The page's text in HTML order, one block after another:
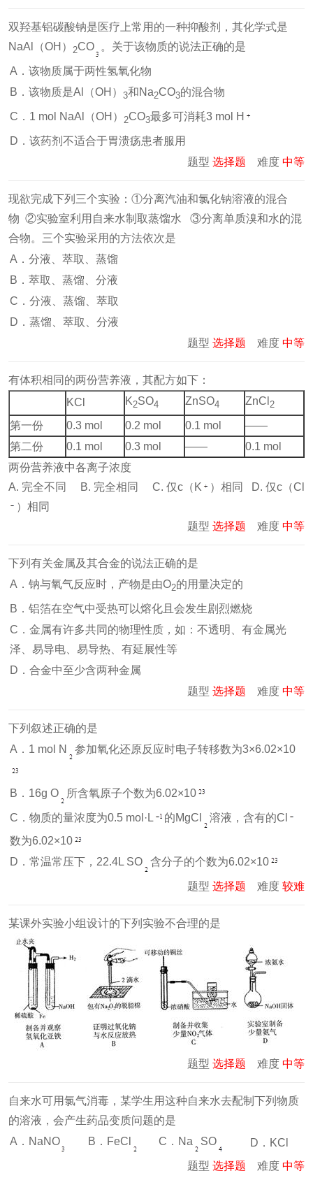
双羟基铝碳酸钠是医疗上常用的一种抑酸剂，其化学式是
NaAl（OH） 2CO 。关于该物质的说法正确的是
A．该物质属于两性氢氧化物
B．该物质是Al（OH） 3和Na2CO3的混合物
C．1 mol NaAl（OH） 2CO3最多可消耗3 mol H
D．该药剂不适合于胃溃疡患者服用
题型 选择题 难度 中等
现欲完成下列三个实验：①分离汽油和氯化钠溶液的混合
物 ②实验室利用自来水制取蒸馏水 ③分离单质溴和水的混
合物。三个实验采用的方法依次是
A．分液、萃取、蒸馏
B．萃取、蒸馏、分液
C．分液、蒸馏、萃取
D．蒸馏、萃取、分液
题型 选择题 难度 中等
有体积相同的两份营养液，其配方如下：
KCl
K2SO4 ZnSO4 ZnCl 2
第一份 0.3 mol 0.2 mol 0.1 mol
——
第二份
0.1 mol 0.3 mol ——
0.1 mol
两份营养液中各离子浓度
A. 完全不同 B. 完全相同 C. 仅c（K
）相同 D. 仅c（Cl
）相同
题型 选择题 难度 中等
下列有关金属及其合金的说法正确的是
A．钠与氧气反应时，产物是由O2的用量决定的
B．铝箔在空气中受热可以熔化且会发生剧烈燃烧
C．金属有许多共同的物理性质，如：不透明、有金属光
泽、易导电、易导热、有延展性等
D．合金中至少含两种金属
题型 选择题 难度 中等
下列叙述正确的是
A．1 mol N
参加氧化还原反应时电子转移数为3×6.02×10
B．16g O 所含氧原子个数为6.02×10
C．物质的量浓度为0.5 mol·L 的MgCl
溶液，含有的Cl
数为6.02×10
D．常温常压下，22.4L SO
含分子的个数为6.02×10
题型 选择题 难度 较难
某课外实验小组设计的下列实验不合理的是
题型 选择题 难度 中等
自来水可用氯气消毒，某学生用这种自来水去配制下列物质
的溶液，会产生药品变质问题的是
A．NaNO
B．FeCl C．Na SO
D．KCl
题型 选择题 难度 中等